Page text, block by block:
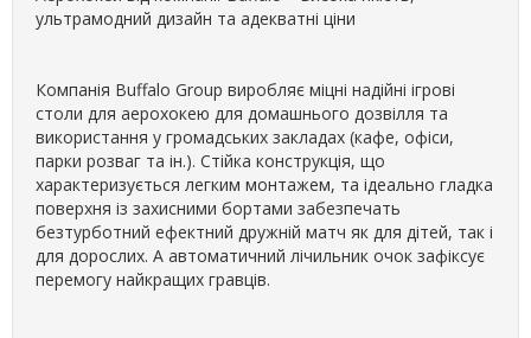
ультрамодний дизайн та адекватні ціни
Компанія Buffalo Group виробляє міцні надійні ігрові
столи для аерохокею для домашнього дозвілля та
використання у громадських закладах (кафе, офіси,
парки розваг та ін.). Стійка конструкція, що
характеризується легким монтажем, та ідеально гладка
поверхня із захисними бортами забезпечать
безтурботний ефектний дружній матч як для дітей, так і
для дорослих. А автоматичний лічильник очок зафіксує
перемогу найкращих гравців.